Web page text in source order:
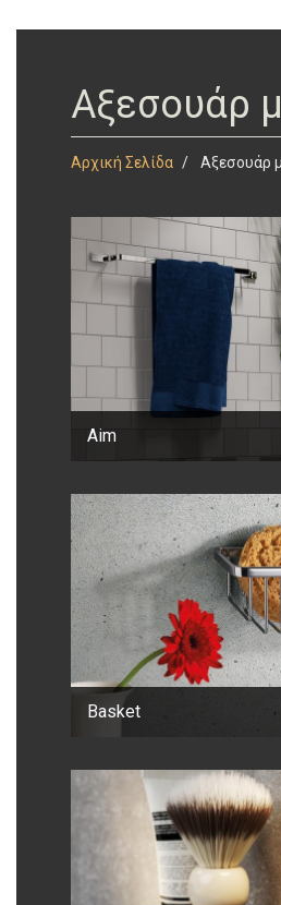
Αξεσουάρ
Αρχική Σελίδα Αξεσουάρ
Aim
Basket